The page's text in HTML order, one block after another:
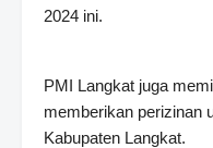
2024 ini.
PMI Langkat juga
memberikan perizinan
Kabupaten Langkat.